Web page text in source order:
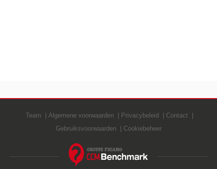
Team Algemene voorwaarden Privacybeleid
Contact
Gebruiksvoorwaarden
Cookiebeheer